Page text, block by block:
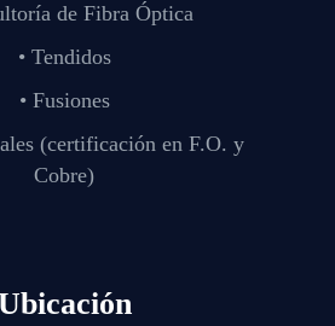
de Fibra Óptica
• Tendidos
• Fusiones
(certificación en F.O. y
Cobre)